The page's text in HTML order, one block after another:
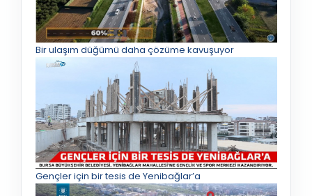
Bir ulaşım düğümü daha çözüme kavuşuyor
Gençler için bir tesis de Yenibağlar’a